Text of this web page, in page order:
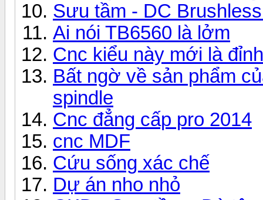
Sưu tầm - DC
Ai nói TB6560 là lởm
Cnc kiểu này mới là
Bất ngờ về sản phẩm
spindle
Cnc đẳng cấp pro 2014
cnc MDF
Cứu sống xác chế
Dự án nho nhỏ